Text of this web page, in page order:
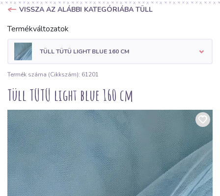
VISSZA AZ ALÁBBI KATEGÓRIÁBA TÜLL
Termékváltozatok
TÜLL TÜTÜ LIGHT BLUE 160 CM
Termék száma (Cikkszám): 61201
Tüll TÜTÜ light blue 160 cm